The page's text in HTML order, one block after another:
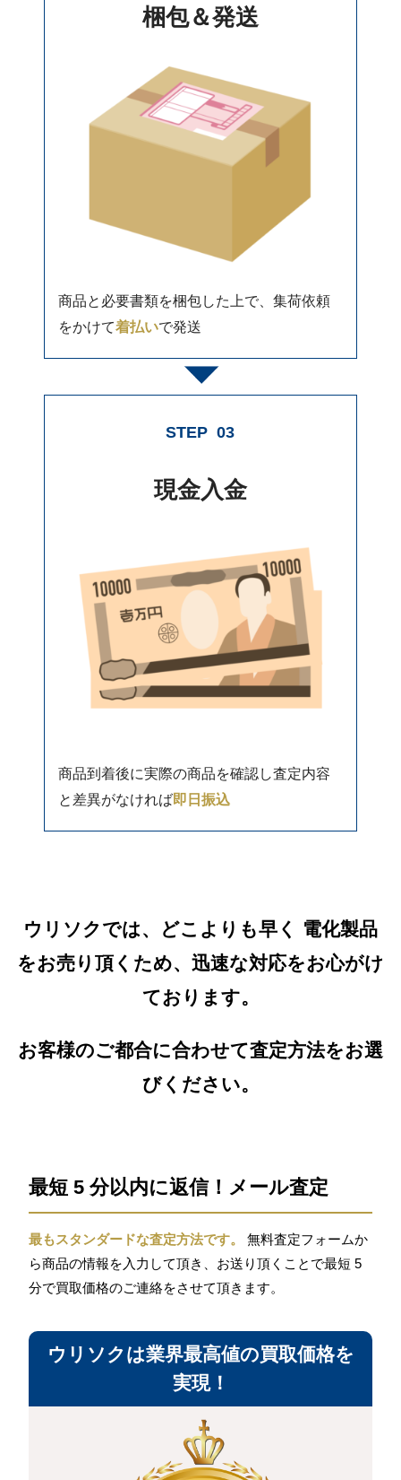
梱包＆発送
商品と必要書類を梱包した上で、集荷依頼
をかけて着払いで発送
STEP 03
現金入金
商品到着後に実際の商品を確認し査定内容
と差異がなければ即日振込
ウリソクでは、どこよりも早く 電化製品
をお売り頂くため、迅速な対応をお心がけ
ております。
お客様のご都合に合わせて査定方法をお選
びください。
最短 5 分以内に返信！メール査定
最もスタンダードな査定方法です。
無料査定フォームか
ら商品の情報を入力して頂き、お送り頂くことで最短 5
分で買取価格のご連絡をさせて頂きます。
ウリソクは業界最高値の買取価格を
実現！